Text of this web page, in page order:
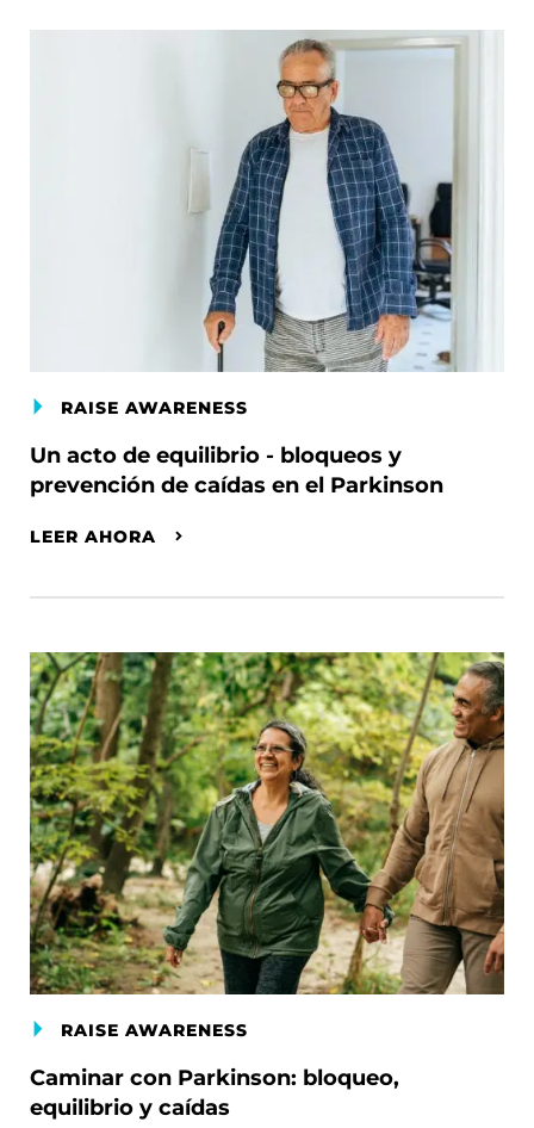
RAISE AWARENESS
Un acto de equilibrio - bloqueos y
prevención de caídas en el Parkinson
LEER AHORA
RAISE AWARENESS
Caminar con Parkinson: bloqueo,
equilibrio y caídas